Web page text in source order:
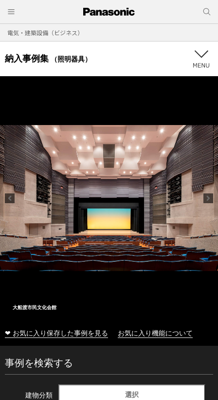
電気・建築設備（ビジネス）
納入事例集 （照明器具）
大船渡市民文化会館
❤ お気に入り保存した事例を見る お気に入り機能について
事例を検索する
建物分類 選択